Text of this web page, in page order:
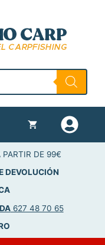
DE 99€
DEVOLUCIÓN
627 48 70 65